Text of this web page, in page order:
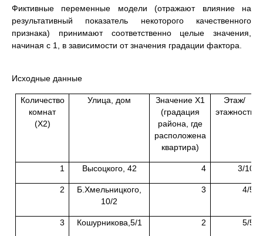
Фиктивные переменные модели (отражают влияние на
результативный показатель некоторого качественного
признака) принимают соответственно целые значения,
начиная с 1, в зависимости от значения градации фактора.
Исходные данные
Количество
комнат
(Х2)
Улица, дом
Значение Х1
(градация
района, где
расположена
квартира)
Этаж/
этажность
1 Высоцкого, 42 4 3/10
2
Б.Хмельницкого,
10/2
3 4/5
3 Кошурникова,5/1 2 5/5